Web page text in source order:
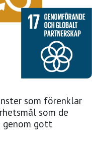
som förenklar
som de
genom gott